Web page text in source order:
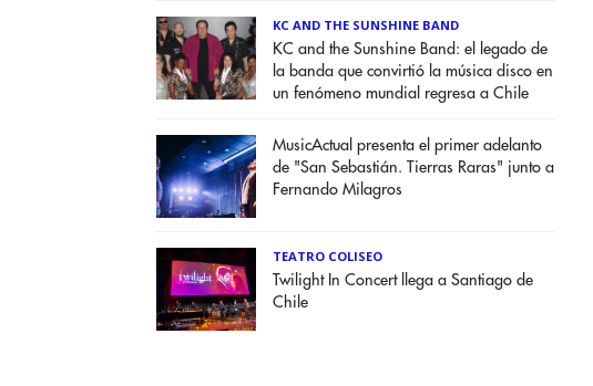
KC AND THE SUNSHINE BAND
KC and the Sunshine Band: el legado de
la banda que convirtió la música disco en
un fenómeno mundial regresa a Chile
MusicActual presenta el primer adelanto
de "San Sebastián. Tierras Raras" junto a
Fernando Milagros
TEATRO COLISEO
Twilight In Concert llega a Santiago de
Chile